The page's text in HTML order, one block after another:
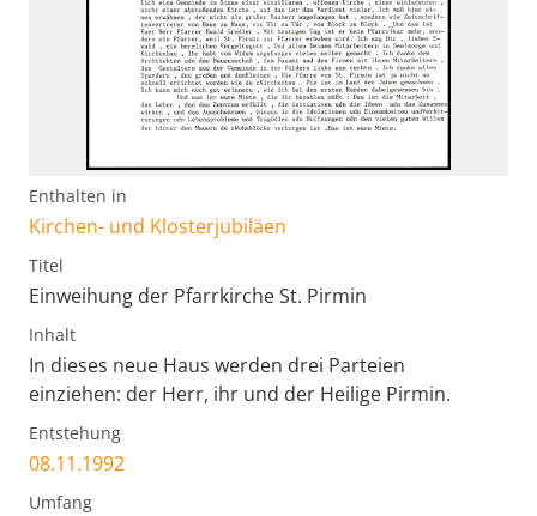
Enthalten in
Kirchen- und Klosterjubiläen
Titel
Einweihung der Pfarrkirche St. Pirmin
Inhalt
In dieses neue Haus werden drei Parteien
einziehen: der Herr, ihr und der Heilige Pirmin.
Entstehung
08.11.1992
Umfang